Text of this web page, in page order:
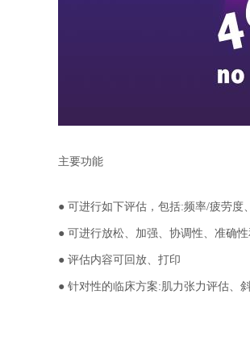
主要功能
● 可进行如下评估，包括:频率/疲劳度
● 可进行放松、加强、协调性、准确
● 评估内容可回放、打印
● 针对性的临床方案:肌力张力评估、